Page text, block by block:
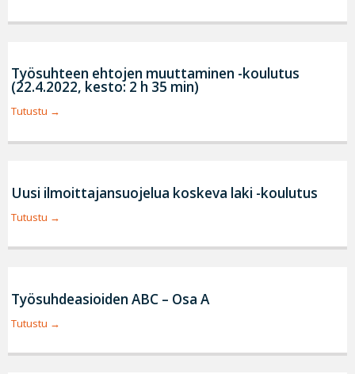
Työsuhteen ehtojen muuttaminen -koulutus
(22.4.2022, kesto: 2 h 35 min)
Tutustu
Uusi ilmoittajansuojelua koskeva laki -koulutus
Tutustu
Työsuhdeasioiden ABC – Osa A
Tutustu